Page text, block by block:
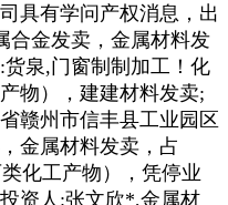
具有学问产权消息，出
合金发卖，金属材料发
泉,门窗制制加工！化
物），建建材料发卖;
赣州市信丰县工业园区
金属材料发卖，占
化工产物），凭停业
资人:张文欣*,金属材